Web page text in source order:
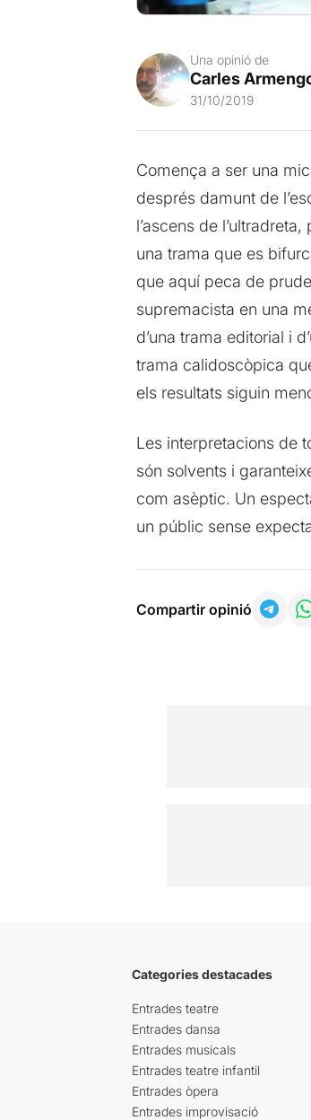
Una opinió de
Carles
31/10/2019
Comença a ser una
després damunt de
l’ascens de
una trama que es
que aquí peca de
supremacista en una
d’una trama editorial i
trama calidoscòpica
els resultats siguin
Les interpretacions de
són solvents i
com asèptic. Un
un públic sense
Compartir opinió
Categories destacades
Entrades teatre
Entrades dansa
Entrades musicals
Entrades teatre infantil
Entrades òpera
Entrades improvisació